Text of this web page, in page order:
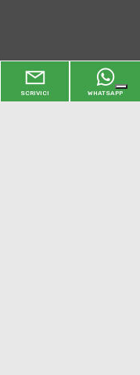
SCRIVICI WHATSAPP